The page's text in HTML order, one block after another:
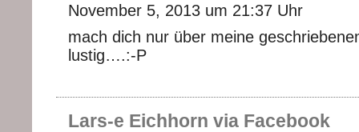
November 5, 2013 um 21:37 Uhr
mach dich nur über meine
lustig….:-P
Lars-e Eichhorn via Facebook